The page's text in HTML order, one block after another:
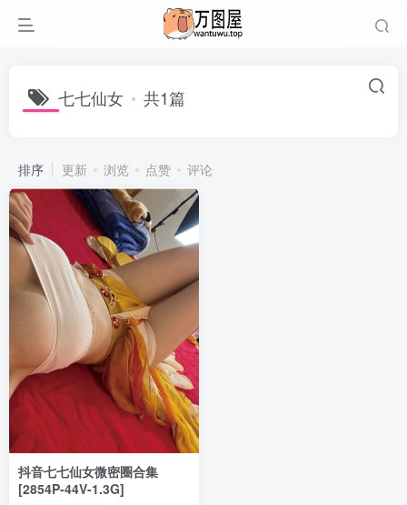
七七仙女 共1篇
排序 更新 浏览 点赞 评论
抖音七七仙女微密圈合集
[2854P-44V-1.3G]